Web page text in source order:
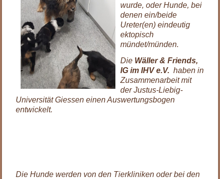
wurde, oder Hunde, bei
denen ein/beide
Ureter(en) eindeutig
ektopisch
mündet/münden.
Die Wäller & Friends,
IG im IHV e.V. haben in
Zusammenarbeit mit
der Justus-Liebig-
Universität Giessen einen Auswertungsbogen
entwickelt.
Die Hunde werden von den Tierkliniken oder bei den